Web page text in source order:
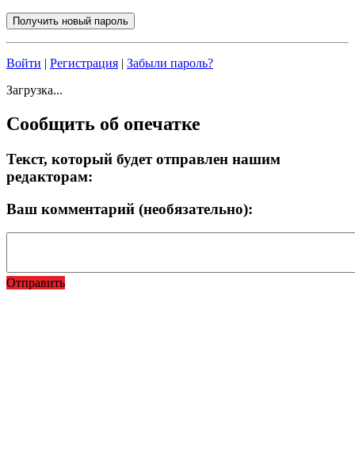
Войти | Регистрация | Забыли пароль?
Загрузка...
Сообщить об опечатке
Текст, который будет отправлен нашим
редакторам:
Ваш комментарий (необязательно):
Отправить